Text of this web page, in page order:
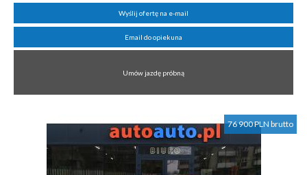
Wyślij ofertę na e-mail
Email do opiekuna
Umów jazdę próbną
76 900 PLN brutto